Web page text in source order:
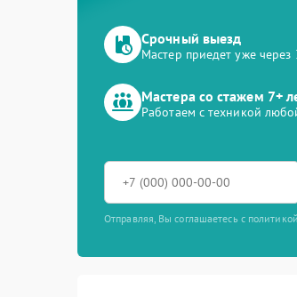
Срочный выезд
Мастер приедет уже через
Мастера со стажем 7+
Работаем с техникой
Отправляя, Вы соглашаетесь с